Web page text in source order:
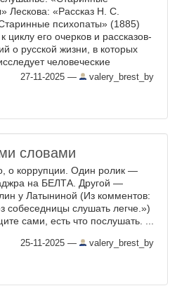
Лескова: «Рассказ Н. С.
психопаты» (1885)
циклу его очерков и рассказов-
о русской жизни, в которых
человеческие
и нравы старой усадебной
произведения ...
27-11-2025 — valery_brest_by
словами
о коррупции. Один ролик —
на БЕЛТА. Другой —
у Латыниной (Из комментов:
собеседницы слушать легче.»)
сами, есть что послушать. ...
25-11-2025 — valery_brest_by